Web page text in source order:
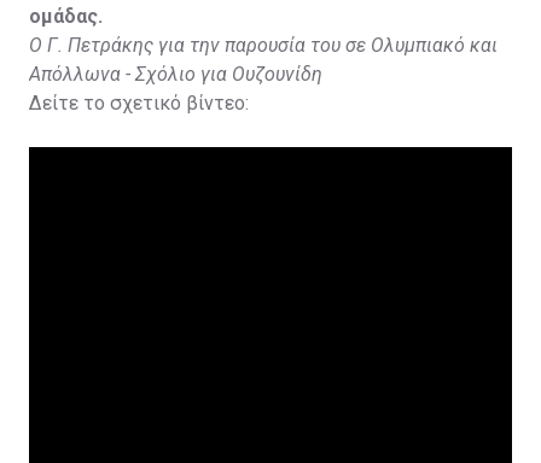
ομάδας.
Ο Γ. Πετράκης για την παρουσία του σε Ολυμπιακό και
Απόλλωνα - Σχόλιο για Ουζουνίδη
Δείτε το σχετικό βίντεο: